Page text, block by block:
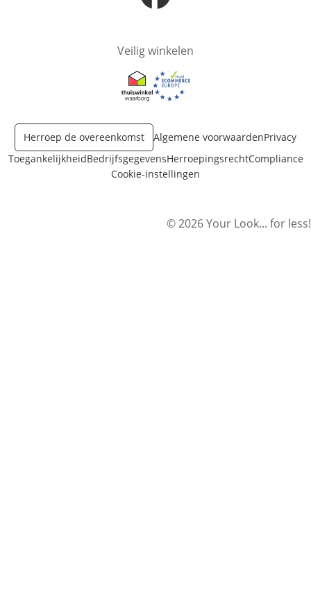
Opent in nieuw venster
Veilig winkelen
Opent in nieuw venster
Opent in nieuw venster
Herroep de overeenkomst Algemene voorwaardenPrivacy
ToegankelijkheidBedrijfsgegevensHerroepingsrechtCompliance
Cookie-instellingen
© 2026 Your Look... for less!